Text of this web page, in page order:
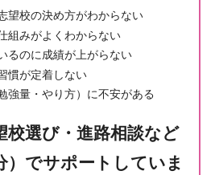
望校の決め方がわからない
組みがよくわからない
るのに成績が上がらない
慣が定着しない
強量・やり方）に不安がある
校選び・進路相談など
）でサポートしていま